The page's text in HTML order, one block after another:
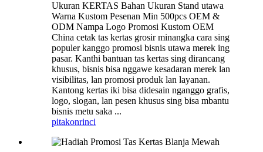
Ukuran KERTAS Bahan Ukuran Stand utawa
Warna Kustom Pesenan Min 500pcs OEM &
ODM Nampa Logo Promosi Kustom OEM
China cetak tas kertas grosir minangka cara sing
populer kanggo promosi bisnis utawa merek ing
pasar. Kanthi bantuan tas kertas sing dirancang
khusus, bisnis bisa nggawe kesadaran merek lan
visibilitas, lan promosi produk lan layanan.
Kantong kertas iki bisa didesain nganggo grafis,
logo, slogan, lan pesen khusus sing bisa mbantu
bisnis metu saka ...
pitakonrinci